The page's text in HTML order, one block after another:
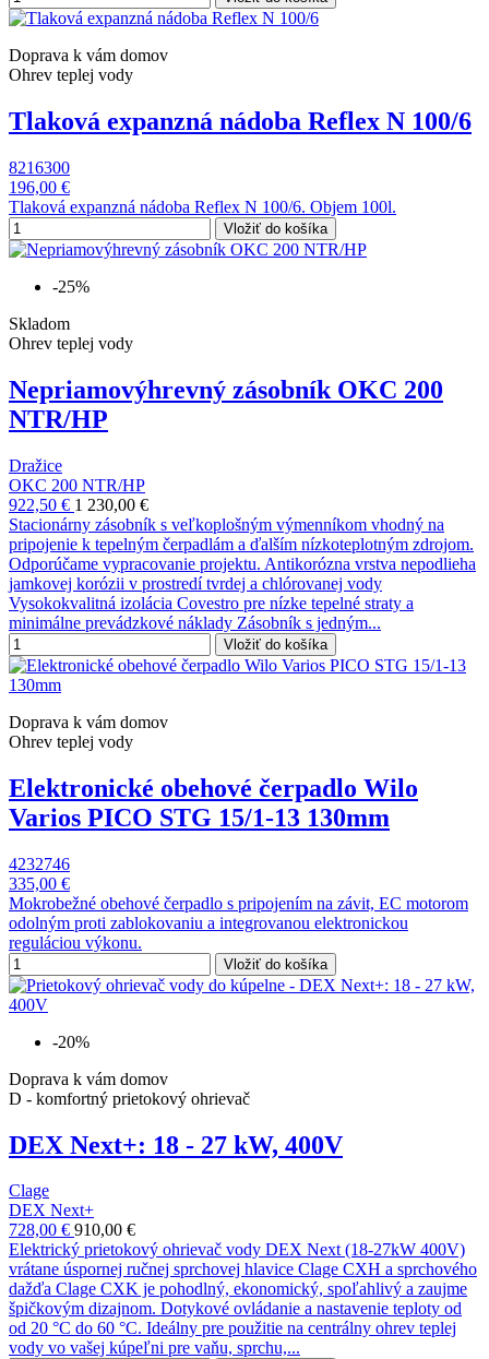
Doprava k vám domov
Ohrev teplej vody
Tlaková expanzná nádoba Reflex N 100/6
8216300
196,00 €
Tlaková expanzná nádoba Reflex N 100/6. Objem 100l.
Vložiť do košíka
-25%
Skladom
Ohrev teplej vody
Nepriamovýhrevný zásobník OKC 200
NTR/HP
Dražice
OKC 200 NTR/HP
922,50 € 1 230,00 €
Stacionárny zásobník s veľkoplošným výmenníkom vhodný na
pripojenie k tepelným čerpadlám a ďalším nízkoteplotným zdrojom.
Odporúčame vypracovanie projektu. Antikorózna vrstva nepodlieha
jamkovej korózii v prostredí tvrdej a chlórovanej vody
Vysokokvalitná izolácia Covestro pre nízke tepelné straty a
minimálne prevádzkové náklady Zásobník s jedným...
Vložiť do košíka
Doprava k vám domov
Ohrev teplej vody
Elektronické obehové čerpadlo Wilo
Varios PICO STG 15/1-13 130mm
4232746
335,00 €
Mokrobežné obehové čerpadlo s pripojením na závit, EC motorom
odolným proti zablokovaniu a integrovanou elektronickou
reguláciou výkonu.
Vložiť do košíka
-20%
Doprava k vám domov
D - komfortný prietokový ohrievač
DEX Next+: 18 - 27 kW, 400V
Clage
DEX Next+
728,00 € 910,00 €
Elektrický prietokový ohrievač vody DEX Next (18-27kW 400V)
vrátane úspornej ručnej sprchovej hlavice Clage CXH a sprchového
dažďa Clage CXK je pohodlný, ekonomický, spoľahlivý a zaujme
špičkovým dizajnom. Dotykové ovládanie a nastavenie teploty od
od 20 °C do 60 °C. Ideálny pre použitie na centrálny ohrev teplej
vody vo vašej kúpeľni pre vaňu, sprchu,...